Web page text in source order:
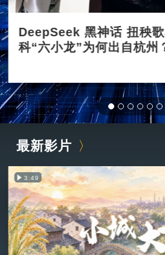
DeepSeek 黑神话 扭秧
科“六小龙”为何出自杭州
最新影片
3:49